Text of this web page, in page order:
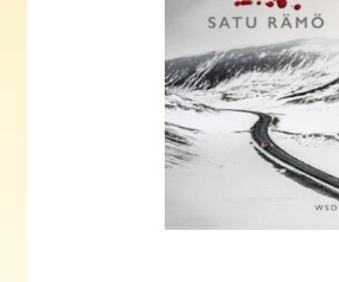
Aurinko Kustannus: kirjat
Auringon kirja- ja paperipuodit verkossa